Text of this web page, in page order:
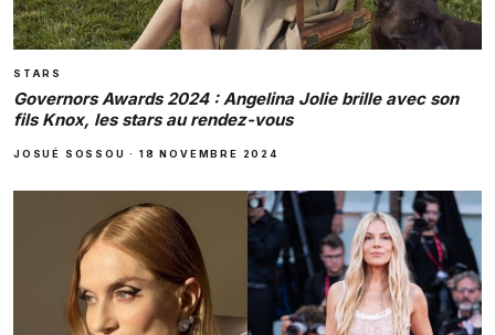
STARS
Governors Awards 2024 : Angelina Jolie brille avec son
fils Knox, les stars au rendez-vous
JOSUÉ SOSSOU ·18 NOVEMBRE 2024